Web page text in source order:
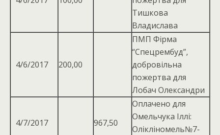
Тишкова
Владислава
4/6/2017 200,00
ПМП Фірма
“Спецрембуд”,
добровільна
пожертва для
Лобач Олександри
4/7/2017 967,50
Оплачено для
Омельчука Іллі:
Олікліномель№7-